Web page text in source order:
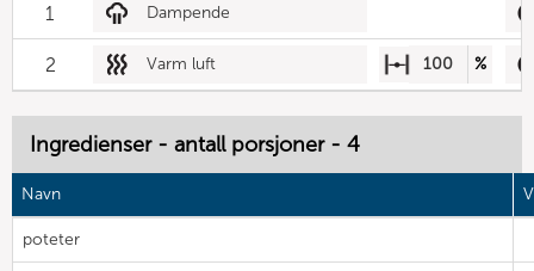
1 Dampende
2 Varm luft 100 %
Ingredienser - antall porsjoner - 4
Navn
poteter